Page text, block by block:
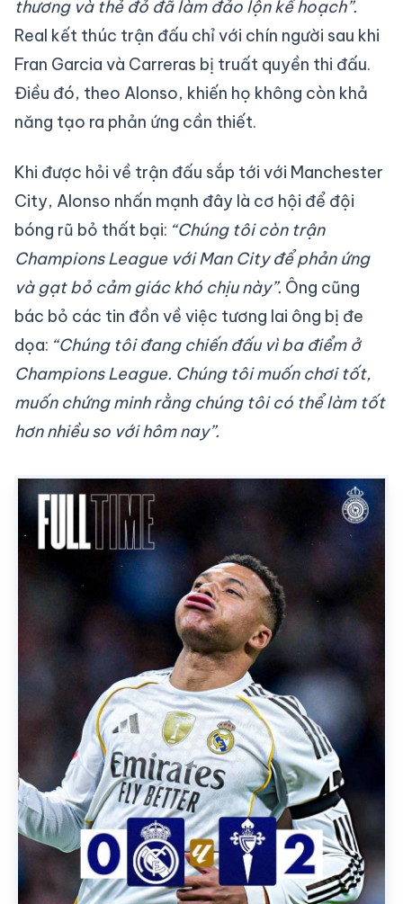
thương và thẻ đỏ đã làm đảo lộn kế hoạch”.
Real kết thúc trận đấu chỉ với chín người sau khi
Fran Garcia và Carreras bị truất quyền thi đấu.
Điều đó, theo Alonso, khiến họ không còn khả
năng tạo ra phản ứng cần thiết.
Khi được hỏi về trận đấu sắp tới với Manchester
City, Alonso nhấn mạnh đây là cơ hội để đội
bóng rũ bỏ thất bại: “Chúng tôi còn trận
Champions League với Man City để phản ứng
và gạt bỏ cảm giác khó chịu này”. Ông cũng
bác bỏ các tin đồn về việc tương lai ông bị đe
dọa: “Chúng tôi đang chiến đấu vì ba điểm ở
Champions League. Chúng tôi muốn chơi tốt,
muốn chứng minh rằng chúng tôi có thể làm tốt
hơn nhiều so với hôm nay”.